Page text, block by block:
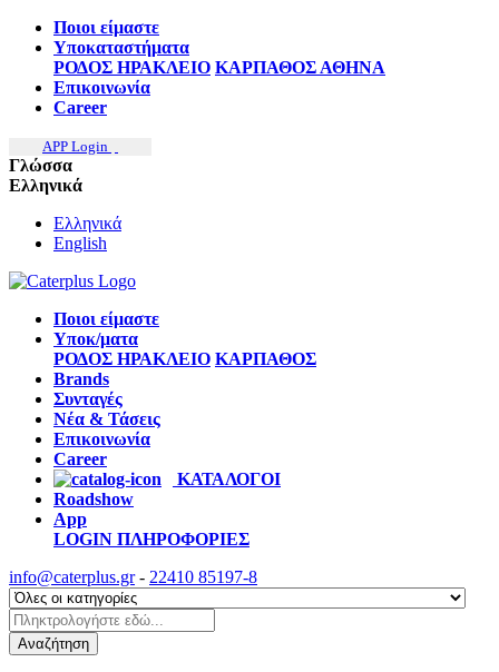
Ποιοι είμαστε
Υποκαταστήματα
ΡΟΔΟΣ ΗΡΑΚΛΕΙΟ ΚΑΡΠΑΘΟΣ ΑΘΗΝΑ
Επικοινωνία
Career
APP Login
Γλώσσα
Ελληνικά
Ελληνικά
English
Ποιοι είμαστε
Υποκ/ματα
ΡΟΔΟΣ ΗΡΑΚΛΕΙΟ ΚΑΡΠΑΘΟΣ
Brands
Συνταγές
Νέα & Τάσεις
Επικοινωνία
Career
ΚΑΤΑΛΟΓΟΙ
Roadshow
App
LOGIN ΠΛΗΡΟΦΟΡΙΕΣ
info@caterplus.gr- 22410 85197-8
Αναζήτηση